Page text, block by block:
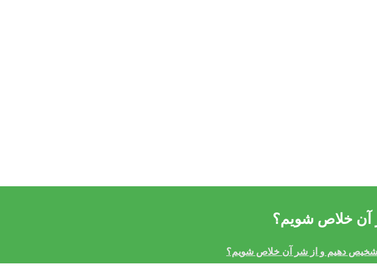
آن خلاص شویم؟
تشخیص دهیم و از شر آن خلاص شویم؟